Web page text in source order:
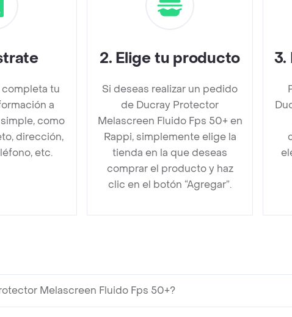
tu
a
como
dirección,
etc.
2. Elige tu producto
Si deseas realizar un pedido
de Ducray Protector
Melascreen Fluido Fps 50+ en
Rappi, simplemente elige la
tienda en la que deseas
comprar el producto y haz
clic en el botón “Agregar”.
3.
Melascreen Fluido Fps 50+?